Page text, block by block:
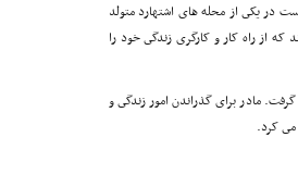
اى متدین و ساده زیست در یکى از محله هاى اشتهارد متولد
از راه کار و کارگرى زندگى خود را
مادر براى گذراندن امور زندگى و
مى کرد.